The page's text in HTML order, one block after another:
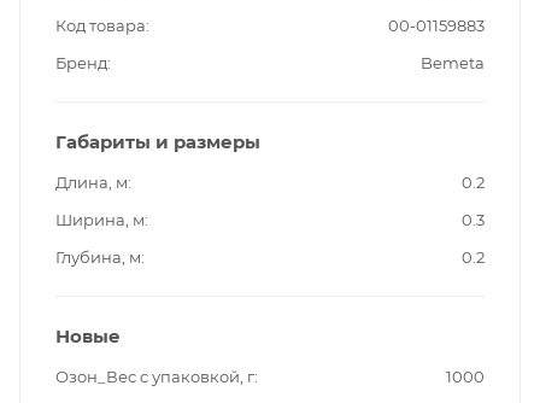
Код товара
00-01159883
Бренд
Bemeta
Габариты и размеры
Длина, м
0.2
Ширина, м
0.3
Глубина, м
0.2
Новые
Озон_Вес с упаковкой, г
1000